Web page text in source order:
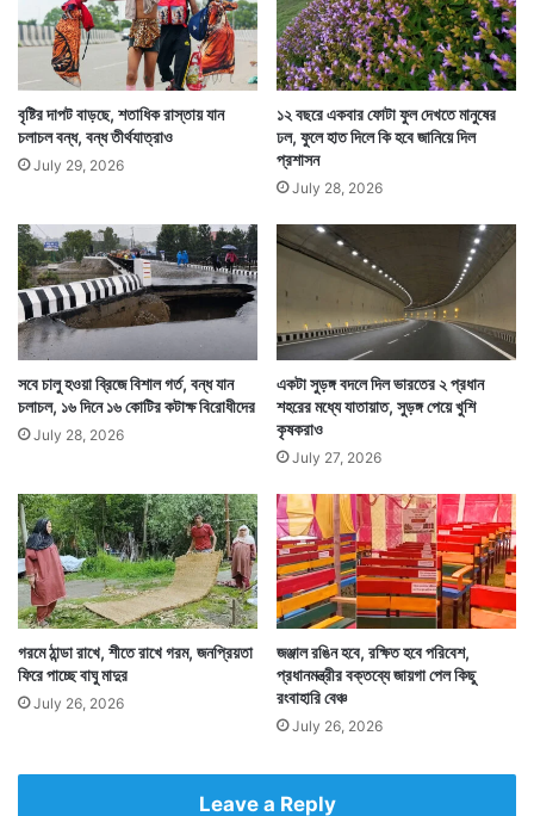
২৪ বছরের বিকাশের এই ঘটনা নিয়ে স্বাস্থ্য দফতরও নড়েচড়ে
বসেছে। এমনটা কীভাবে হচ্ছে তার কিনারা করতে পারছেনা তারা।
অনেকের মতে, বিকাশ আসলে সাপের ছোবল খাওয়ার ভয়ে কাঁটা হয়ে
আছেন। তিনি মনে মনে কল্পনা করছেন সাপের ছোবল।
তাঁকে সাপই ছোবল মেরেছে কিনা তাও খতিয়ে দেখছে একটি দল।
এমনকি কোন সাপের ছোবল বিকাশ খেয়েছেন তা না জেনেই কীভাবে
ওই চিকিৎসক তাঁকে অ্যান্টি ভেনম দিয়ে গেলেন তা নিয়েও প্রশ্ন
উঠেছে। তবে বিকাশকে সাপে কাটার এই ঘটনা কিন্তু ওই অঞ্চলে
বৃষ্টির দাপট বাড়ছে, শতাধিক রাস্তায় যান
চলাচল বন্ধ, বন্ধ তীর্থযাত্রাও
July 29, 2026
১২ বছরে একবার ফোটা ফুল দেখতে মানুষের
ঢল, ফুলে হাত দিলে কি হবে জানিয়ে দিল
প্রশাসন
July 28, 2026
সবে চালু হওয়া ব্রিজে বিশাল গর্ত, বন্ধ যান
চলাচল, ১৬ দিনে ১৬ কোটির কটাক্ষ বিরোধীদের
July 28, 2026
একটা সুড়ঙ্গ বদলে দিল ভারতের ২ প্রধান
শহরের মধ্যে যাতায়াত, সুড়ঙ্গ পেয়ে খুশি
কৃষকরাও
July 27, 2026
গরমে ঠান্ডা রাখে, শীতে রাখে গরম, জনপ্রিয়তা
ফিরে পাচ্ছে বাঘু মাদুর
July 26, 2026
জঞ্জাল রঙিন হবে, রক্ষিত হবে পরিবেশ,
প্রধানমন্ত্রীর বক্তব্যে জায়গা পেল কিছু
রংবাহারি বেঞ্চ
July 26, 2026
Leave a Reply